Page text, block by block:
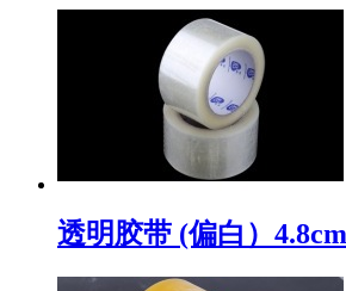
透明胶带 (偏白）4.8cm